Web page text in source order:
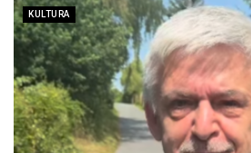
KULTURA